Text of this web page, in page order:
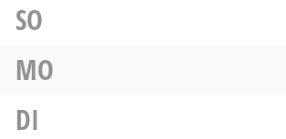
SO
MO
DI